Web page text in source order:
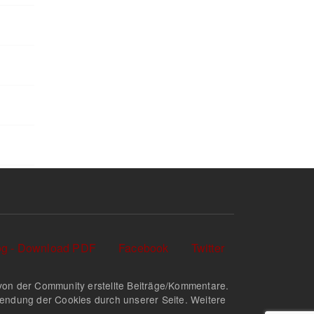
- Download PDF Facebook Twitter
der Community erstellte Beiträge/Kommentare.
der Cookies durch unserer Seite. Weitere